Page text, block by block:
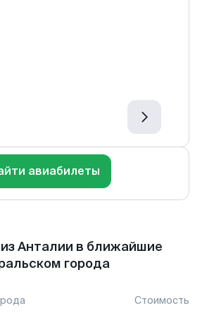
авиабилеты
Анталии в ближайшие
города
Стоимость